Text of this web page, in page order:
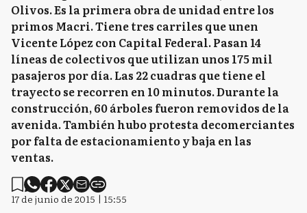
Olivos. Es la primera obra de unidad entre los
primos Macri. Tiene tres carriles que unen
Vicente López con Capital Federal. Pasan 14
líneas de colectivos que utilizan unos 175 mil
pasajeros por día. Las 22 cuadras que tiene el
trayecto se recorren en 10 minutos. Durante la
construcción, 60 árboles fueron removidos de la
avenida. También hubo protesta decomerciantes
por falta de estacionamiento y baja en las
ventas.
17 de junio de 2015 | 15:55